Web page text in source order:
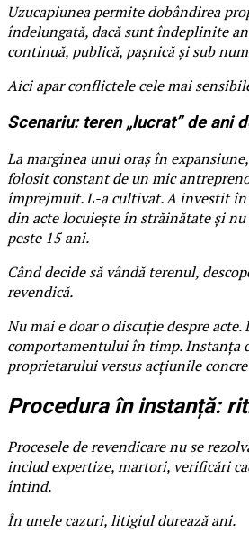
Uzucapiunea permite dobândirea
îndelungată, dacă sunt îndeplinite
continuă, publică, pașnică și sub
Aici apar conflictele cele mai
Scenariu: teren „lucrat” de ani
La marginea unui oraș în
folosit constant de un mic
împrejmuit. L-a cultivat. A investit
din acte locuiește în străinătate și
peste 15 ani.
Când decide să vândă terenul,
revendică.
Nu mai e doar o discuție despre acte.
comportamentului în timp. Instanța
proprietarului versus acțiunile
Procedura în instanță:
Procesele de revendicare nu se
includ expertize, martori, verificări
întind.
În unele cazuri, litigiul durează ani.